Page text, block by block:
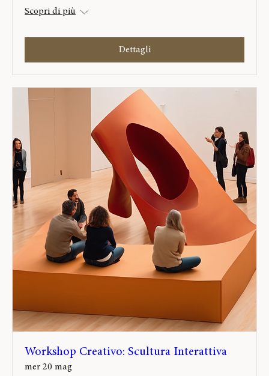
Scopri di più
Dettagli
Workshop Creativo: Scultura Interattiva
mer 20 mag